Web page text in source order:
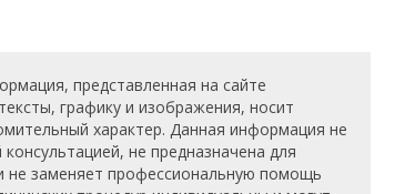
представленная на сайте
графику и изображения, носит
характер. Данная информация не
не предназначена для
не заменяет профессиональную помощь